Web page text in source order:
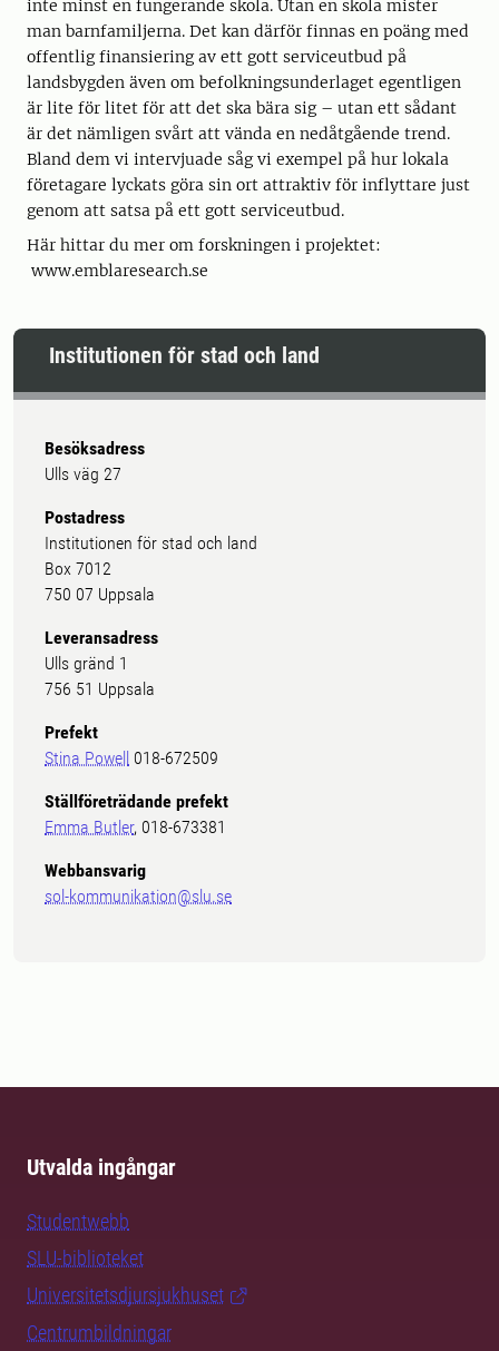
inte minst en fungerande skola. Utan en skola mister
man barnfamiljerna. Det kan därför finnas en poäng med
offentlig finansiering av ett gott serviceutbud på
landsbygden även om befolkningsunderlaget egentligen
är lite för litet för att det ska bära sig – utan ett sådant
är det nämligen svårt att vända en nedåtgående trend.
Bland dem vi intervjuade såg vi exempel på hur lokala
företagare lyckats göra sin ort attraktiv för inflyttare just
genom att satsa på ett gott serviceutbud.
Här hittar du mer om forskningen i projektet:
www.emblaresearch.se
Institutionen för stad och land
Besöksadress
Ulls väg 27
Postadress
Institutionen för stad och land
Box 7012
750 07 Uppsala
Leveransadress
Ulls gränd 1
756 51 Uppsala
Prefekt
Stina Powell 018-672509
Ställföreträdande prefekt
Emma Butler, 018-673381
Webbansvarig
sol-kommunikation@slu.se
Utvalda ingångar
Studentwebb
SLU-biblioteket
Universitetsdjursjukhuset
Centrumbildningar